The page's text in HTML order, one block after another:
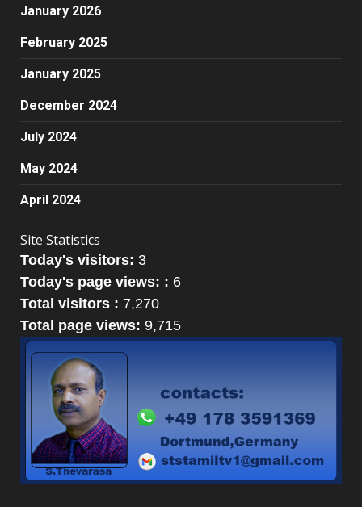
January 2026
February 2025
January 2025
December 2024
July 2024
May 2024
April 2024
Site Statistics
Today's visitors: 3
Today's page views: : 6
Total visitors : 7,270
Total page views: 9,715